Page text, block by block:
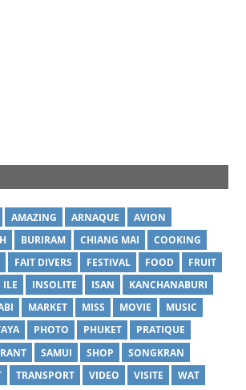
AMAZING ARNAQUE
AVION
BURIRAM CHIANG MAI
COOKING
FAIT DIVERS FESTIVAL FOOD
FRUIT
ILE INSOLITE ISAN
KANCHANABURI
MARKET MISS MOVIE
MUSIC
PHOTO PHUKET
PRATIQUE
SAMUI SHOP
SONGKRAN
TRANSPORT VIDEO VISITE
WAT